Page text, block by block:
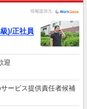
情報提供元
)/正社員
迎
ービス提供責任者候補